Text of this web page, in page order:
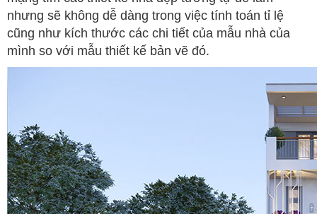
nhưng sẽ không dễ dàng trong việc tính toán tỉ lệ
cũng như kích thước các chi tiết của mẫu nhà của
mình so với mẫu thiết kế bản vẽ đó.